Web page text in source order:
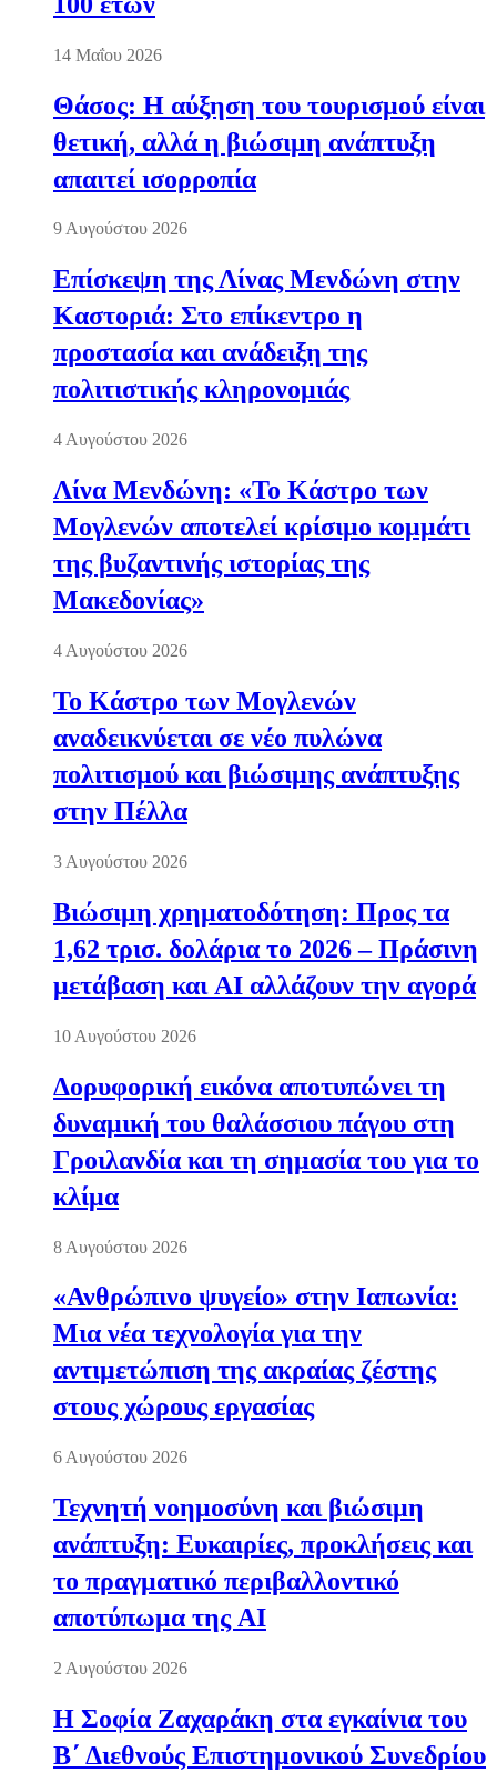
14 Μαΐου 2026
Θάσος: Η αύξηση του τουρισμού είναι
θετική, αλλά η βιώσιμη ανάπτυξη
απαιτεί ισορροπία
9 Αυγούστου 2026
Επίσκεψη της Λίνας Μενδώνη στην
Καστοριά: Στο επίκεντρο η
προστασία και ανάδειξη της
πολιτιστικής κληρονομιάς
4 Αυγούστου 2026
Λίνα Μενδώνη: «Το Κάστρο των
Μογλενών αποτελεί κρίσιμο κομμάτι
της βυζαντινής ιστορίας της
Μακεδονίας»
4 Αυγούστου 2026
Το Κάστρο των Μογλενών
αναδεικνύεται σε νέο πυλώνα
πολιτισμού και βιώσιμης ανάπτυξης
στην Πέλλα
3 Αυγούστου 2026
Βιώσιμη χρηματοδότηση: Προς τα
1,62 τρισ. δολάρια το 2026 – Πράσινη
μετάβαση και AI αλλάζουν την αγορά
10 Αυγούστου 2026
Δορυφορική εικόνα αποτυπώνει τη
δυναμική του θαλάσσιου πάγου στη
Γροιλανδία και τη σημασία του για το
κλίμα
8 Αυγούστου 2026
«Ανθρώπινο ψυγείο» στην Ιαπωνία:
Μια νέα τεχνολογία για την
αντιμετώπιση της ακραίας ζέστης
στους χώρους εργασίας
6 Αυγούστου 2026
Τεχνητή νοημοσύνη και βιώσιμη
ανάπτυξη: Ευκαιρίες, προκλήσεις και
το πραγματικό περιβαλλοντικό
αποτύπωμα της AI
2 Αυγούστου 2026
Η Σοφία Ζαχαράκη στα εγκαίνια του
Β΄ Διεθνούς Επιστημονικού Συνεδρίου